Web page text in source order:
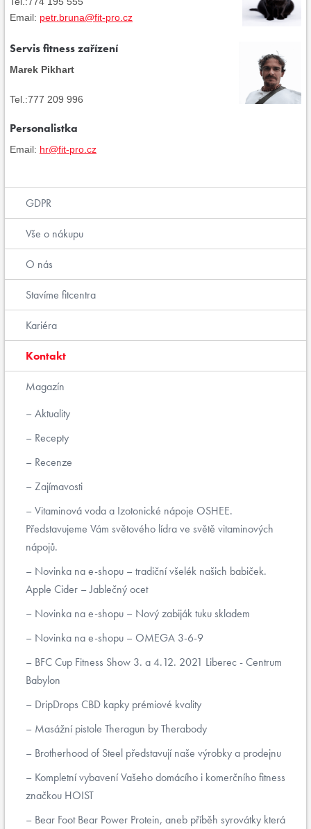
Email: petr.bruna@fit-pro.cz
Servis fitness zařízení
Marek Pikhart
Tel.:777 209 996
Personalistka
Email: hr@fit-pro.cz
GDPR
Vše o nákupu
O nás
Stavíme fitcentra
Kariéra
Kontakt
Magazín
Aktuality
Recepty
Recenze
Zajímavosti
Vitaminová voda a Izotonické nápoje OSHEE.
Představujeme Vám světového lídra ve světě vitaminových
nápojů.
Novinka na e-shopu – tradiční všelék našich babiček.
Apple Cider – Jablečný ocet
Novinka na e-shopu – Nový zabiják tuku skladem
Novinka na e-shopu – OMEGA 3-6-9
BFC Cup Fitness Show 3. a 4.12. 2021 Liberec - Centrum
Babylon
DripDrops CBD kapky prémiové kvality
Masážní pistole Theragun by Therabody
Brotherhood of Steel představují naše výrobky a prodejnu
Kompletní vybavení Vašeho domácího i komerčního fitness
značkou HOIST
Bear Foot Bear Power Protein, aneb příběh syrovátky která